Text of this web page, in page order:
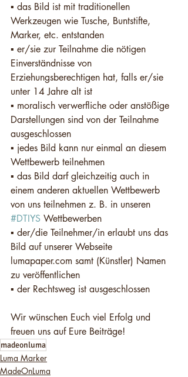
▪️ das Bild ist mit traditionellen
Werkzeugen wie Tusche, Buntstifte,
Marker, etc. entstanden
▪️ er/sie zur Teilnahme die nötigen
Einverständnisse von
Erziehungsberechtigen hat, falls er/sie
unter 14 Jahre alt ist
▪️ moralisch verwerfliche oder anstößige
Darstellungen sind von der Teilnahme
ausgeschlossen
▪️ jedes Bild kann nur einmal an diesem
Wettbewerb teilnehmen
▪️ das Bild darf gleichzeitig auch in
einem anderen aktuellen Wettbewerb
von uns teilnehmen z. B. in unseren
#DTIYS Wettbewerben
▪️ der/die Teilnehmer/in erlaubt uns das
Bild auf unserer Webseite
lumapaper.com samt (Künstler) Namen
zu veröffentlichen
▪️ der Rechtsweg ist ausgeschlossen
Wir wünschen Euch viel Erfolg und
freuen uns auf Eure Beiträge!
madeonluma
Luma Marker
MadeOnLuma